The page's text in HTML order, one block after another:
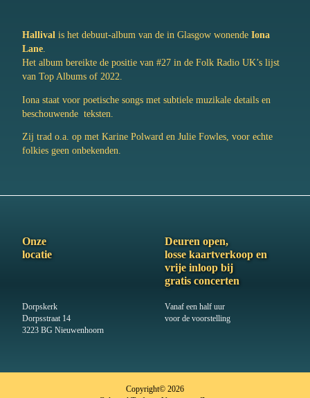
Hallival is het debuut-album van de in Glasgow wonende Iona
Lane.
Het album bereikte de positie van #27 in de Folk Radio UK’s lijst
van Top Albums of 2022.
Iona staat voor poetische songs met subtiele muzikale details en
beschouwende teksten.
Zij trad o.a. op met Karine Polward en Julie Fowles, voor echte
folkies geen onbekenden.
Onze
locatie
Deuren open,
losse kaartverkoop en
vrije inloop bij
gratis concerten
Dorpskerk
Dorpsstraat 14
3223 BG Nieuwenhoorn
Vanaf een half uur
voor de voorstelling
Copyright© 2026